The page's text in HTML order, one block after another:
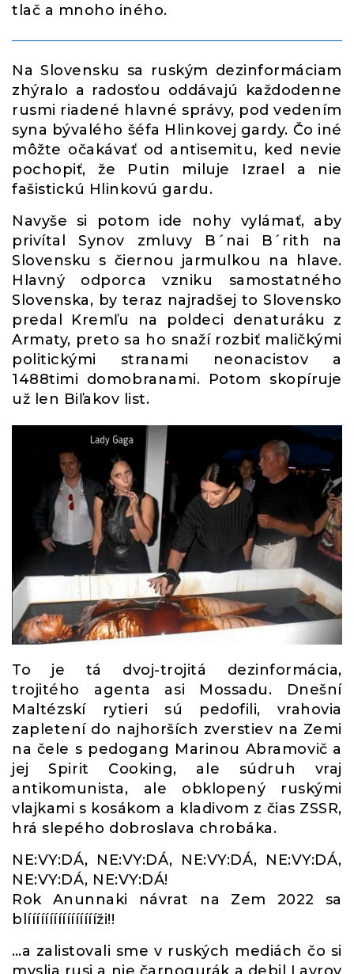
tlač a mnoho iného.
Na Slovensku sa ruským dezinformáciam
zhýralo a radosťou oddávajú každodenne
rusmi riadené hlavné správy, pod vedením
syna bývalého šéfa Hlinkovej gardy. Čo iné
môžte očakávať od antisemitu, ked nevie
pochopiť, že Putin miluje Izrael a nie
fašistickú Hlinkovú gardu.
Navyše si potom ide nohy vylámať, aby
privítal Synov zmluvy B´nai B´rith na
Slovensku s čiernou jarmulkou na hlave.
Hlavný odporca vzniku samostatného
Slovenska, by teraz najradšej to Slovensko
predal Kremľu na poldeci denaturáku z
Armaty, preto sa ho snaží rozbiť maličkými
politickými stranami neonacistov a
1488timi domobranami. Potom skopíruje
už len Biľakov list.
To je tá dvoj-trojitá dezinformácia,
trojitého agenta asi Mossadu. Dnešní
Maltézskí rytieri sú pedofili, vrahovia
zapletení do najhorších zverstiev na Zemi
na čele s pedogang Marinou Abramovič a
jej Spirit Cooking, ale súdruh vraj
antikomunista, ale obklopený ruskými
vlajkami s kosákom a kladivom z čias ZSSR,
hrá slepého dobroslava chrobáka.
NE:VY:DÁ, NE:VY:DÁ, NE:VY:DÁ, NE:VY:DÁ,
NE:VY:DÁ, NE:VY:DÁ!
Rok Anunnaki návrat na Zem 2022 sa
blííííííííííííííííži!!
…a zalistovali sme v ruských mediách čo si